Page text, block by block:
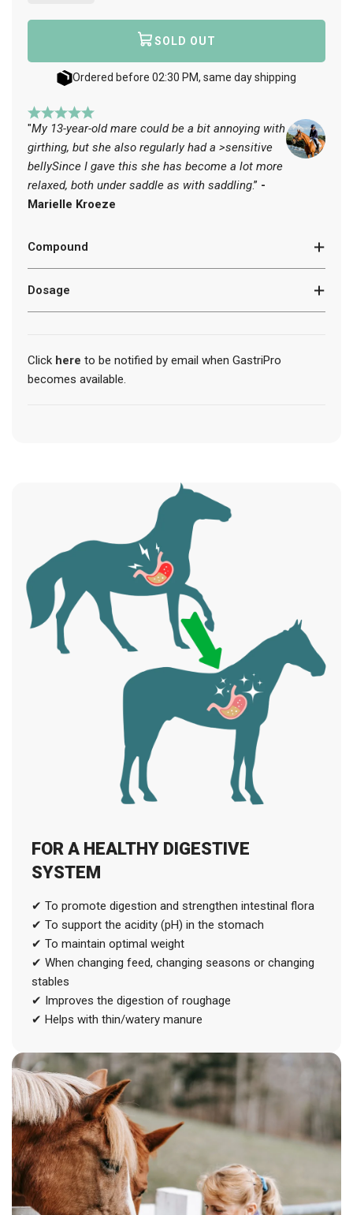
L
O
A
G
.
.
.
SOLD OUT
Ordered before 02:30 PM, same day shipping
"My 13-year-old mare could be a bit annoying with
girthing, but she also regularly had a >sensitive
bellySince I gave this she has become a lot more
relaxed, both under saddle as with saddling.” -
Marielle Kroeze
Compound
Dosage
Click here to be notified by email when GastriPro
becomes available.
FOR A HEALTHY DIGESTIVE
SYSTEM
✔ To promote digestion and strengthen intestinal flora
✔ To support the acidity (pH) in the stomach
✔ To maintain optimal weight
✔ When changing feed, changing seasons or changing
stables
✔ Improves the digestion of roughage
✔ Helps with thin/watery manure